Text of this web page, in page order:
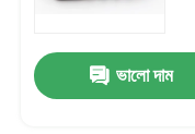
ভালো দাম